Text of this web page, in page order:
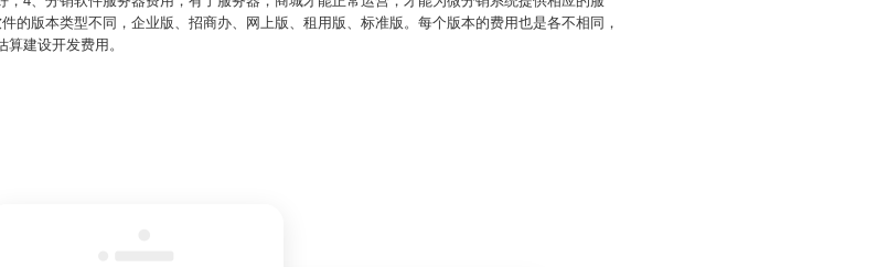
的版本类型不同，企业版、招商办、网上版、租用版、标准版。每个版本的费用也是各不相同，
建设开发费用。